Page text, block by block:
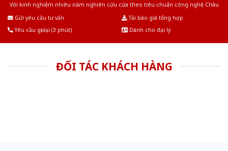
Với kinh nghiệm nhiêu năm nghiên cứu cửa theo tiêu chuẩn công nghệ Châu
Gửi yêu cầu tư vấn
Tải báo giá tổng hợp
Yêu cầu gọi lại (3 phút)
Dành cho đại lý
ĐỐI TÁC KHÁCH HÀNG